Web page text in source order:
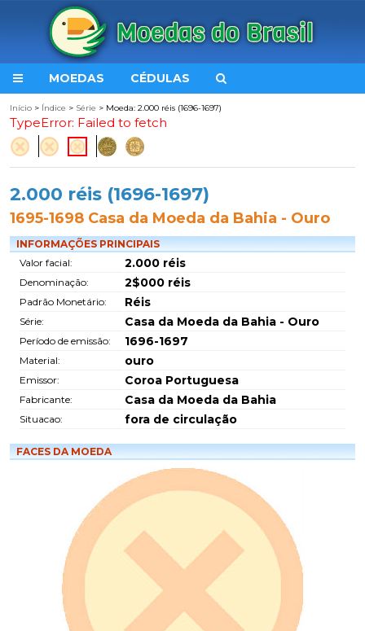
MOEDAS CÉDULAS
Início > Índice > Série > Moeda: 2.000 réis (1696-1697)
TypeError: Failed to fetch
2.000 réis (1696-1697)
1695-1698 Casa da Moeda da Bahia - Ouro
INFORMAÇÕES PRINCIPAIS
Valor facial:
2.000 réis
Denominação: 2$000 réis
Padrão Monetário: Réis
Série: Casa da Moeda da Bahia - Ouro
Período de emissão: 1696-1697
Material: ouro
Emissor: Coroa Portuguesa
Fabricante: Casa da Moeda da Bahia
Situacao: fora de circulação
FACES DA MOEDA